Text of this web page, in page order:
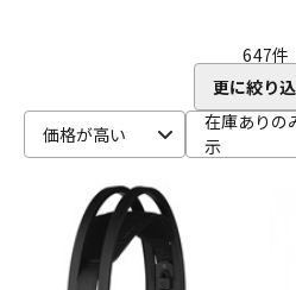
Focusrite
G-K
G_2Systems GATOR
GATOR
GOLDEN AGE PROJECT
GRACE
Groove Tubes
HAYAKUMO
HEiL SOUND
HUMPBACK ENGINEERING
Ikebe Original
infist Design
647件
更に絞り
価格が高い
在庫ありの
示